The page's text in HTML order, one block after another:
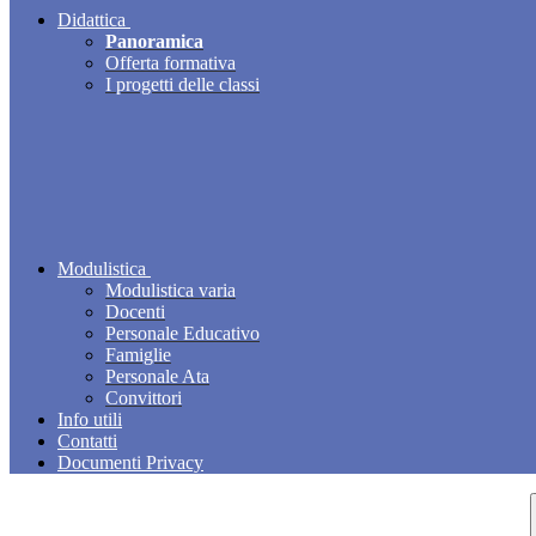
Didattica
Panoramica
Offerta formativa
I progetti delle classi
Modulistica
Modulistica varia
Docenti
Personale Educativo
Famiglie
Personale Ata
Convittori
Info utili
Contatti
Documenti Privacy